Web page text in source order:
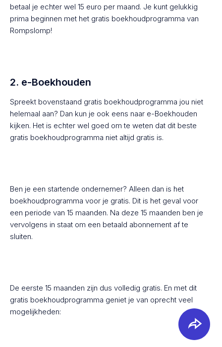
betaal je echter wel 15 euro per maand. Je kunt gelukkig
prima beginnen met het gratis boekhoudprogramma van
Rompslomp!
2. e-Boekhouden
Spreekt bovenstaand gratis boekhoudprogramma jou niet
helemaal aan? Dan kun je ook eens naar e-Boekhouden
kijken. Het is echter wel goed om te weten dat dit beste
gratis boekhoudprogramma niet altijd gratis is.
Ben je een startende ondernemer? Alleen dan is het
boekhoudprogramma voor je gratis. Dit is het geval voor
een periode van 15 maanden. Na deze 15 maanden ben je
vervolgens in staat om een betaald abonnement af te
sluiten.
De eerste 15 maanden zijn dus volledig gratis. En met dit
gratis boekhoudprogramma geniet je van oprecht veel
mogelijkheden: